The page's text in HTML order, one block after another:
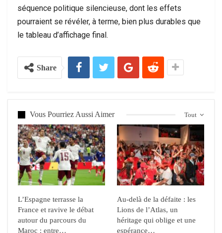
séquence politique silencieuse, dont les effets
pourraient se révéler, à terme, bien plus durables que
le tableau d’affichage final.
Share
Tout
Vous Pourriez Aussi Aimer
L’Espagne terrasse la
France et ravive le débat
autour du parcours du
Maroc : entre…
Au-delà de la défaite : les
Lions de l’Atlas, un
héritage qui oblige et une
espérance…